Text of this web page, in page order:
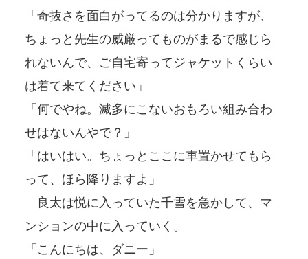
「奇抜さを面白がってるのは分かりますが、
ちょっと先生の威厳ってものがまるで感じら
れないんで、ご自宅寄ってジャケットくらい
は着て来てください」
「何でやね。滅多にこないおもろい組み合わ
せはないんやで？」
「はいはい。ちょっとここに車置かせてもら
って、ほら降りますよ」
良太は悦に入っていた千雪を急かして、マ
ンションの中に入っていく。
「こんにちは、ダニー」